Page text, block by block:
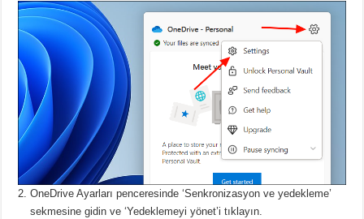
OneDrive Ayarları penceresinde ‘Senkronizasyon ve yedekleme’
sekmesine gidin ve ‘Yedeklemeyi yönet’i tıklayın.